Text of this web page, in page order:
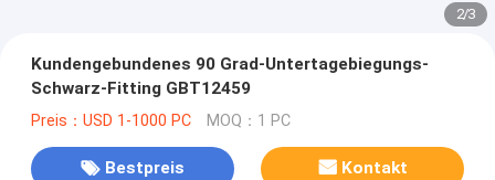
2/3
Kundengebundenes 90 Grad-Untertagebiegungs-
Schwarz-Fitting GBT12459
Preis：USD 1-1000 PC MOQ：1 PC
Bestpreis Kontakt